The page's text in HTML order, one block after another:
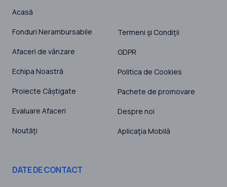
Acasă
Fonduri Nerambursabile
Afaceri de vânzare
Echipa Noastră
Proiecte Câștigate
Evaluare Afaceri
Noutăţi
Termeni şi Condiţii
GDPR
Politica de Cookies
Pachete de promovare
Despre noi
Aplicaţia Mobilă
DATE DE CONTACT